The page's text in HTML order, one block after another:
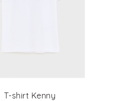
T-shirt Kenny